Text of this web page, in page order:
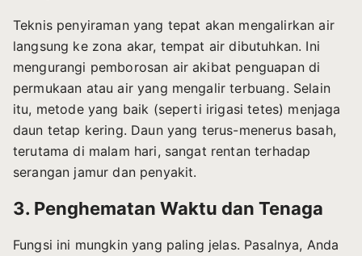
Teknis penyiraman yang tepat akan mengalirkan air
langsung ke zona akar, tempat air dibutuhkan. Ini
mengurangi pemborosan air akibat penguapan di
permukaan atau air yang mengalir terbuang. Selain
itu, metode yang baik (seperti irigasi tetes) menjaga
daun tetap kering. Daun yang terus-menerus basah,
terutama di malam hari, sangat rentan terhadap
serangan jamur dan penyakit.
3. Penghematan Waktu dan Tenaga
Fungsi ini mungkin yang paling jelas. Pasalnya, Anda